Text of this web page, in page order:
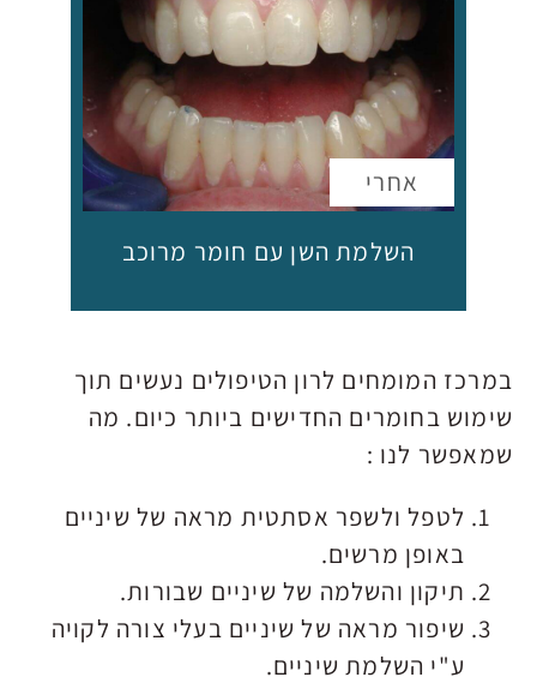
השלמת השן עם חומר מרוכב
במרכז המומחים לרון הטיפולים נעשים תוך
שימוש בחומרים החדישים ביותר כיום. מה
שמאפשר לנו :
לטפל ולשפר אסתטית מראה של שיניים
באופן מרשים.
תיקון והשלמה של שיניים שבורות.
שיפור מראה של שיניים בעלי צורה לקויה
ע"י השלמת שיניים.